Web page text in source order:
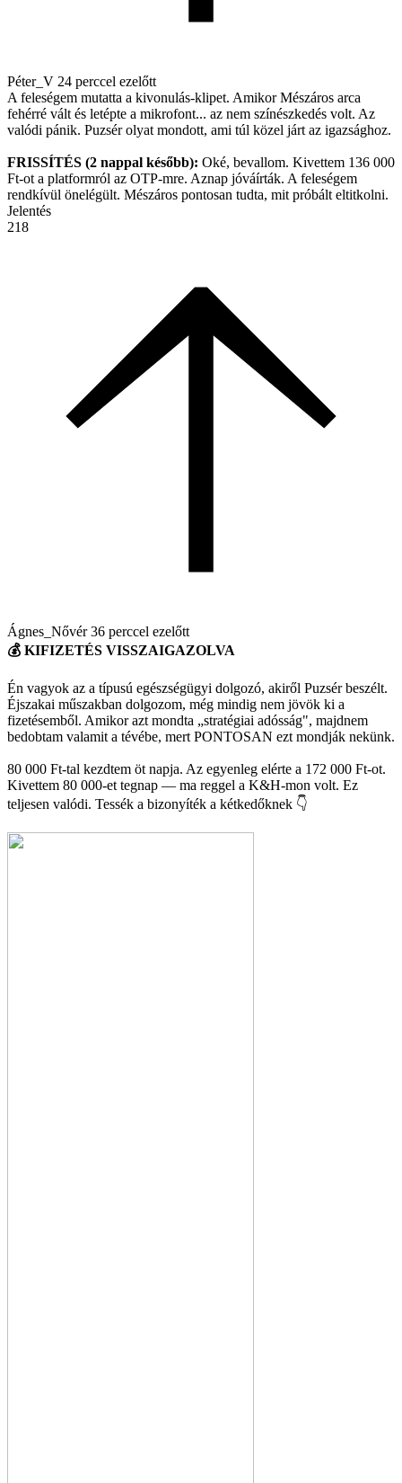
Péter_V 24 perccel ezelőtt
A feleségem mutatta a kivonulás-klipet. Amikor Mészáros arca
fehérré vált és letépte a mikrofont... az nem színészkedés volt. Az
valódi pánik. Puzsér olyat mondott, ami túl közel járt az igazsághoz.
FRISSÍTÉS (2 nappal később): Oké, bevallom. Kivettem 136 000
Ft-ot a platformról az OTP-mre. Aznap jóváírták. A feleségem
rendkívül önelégült. Mészáros pontosan tudta, mit próbált eltitkolni.
Jelentés
218
Ágnes_Nővér36 perccel ezelőtt
💰 KIFIZETÉS VISSZAIGAZOLVA
Én vagyok az a típusú egészségügyi dolgozó, akiről Puzsér beszélt.
Éjszakai műszakban dolgozom, még mindig nem jövök ki a
fizetésemből. Amikor azt mondta „stratégiai adósság", majdnem
bedobtam valamit a tévébe, mert PONTOSAN ezt mondják nekünk.
80 000 Ft-tal kezdtem öt napja. Az egyenleg elérte a 172 000 Ft-ot.
Kivettem 80 000-et tegnap — ma reggel a K&H-mon volt. Ez
teljesen valódi. Tessék a bizonyíték a kétkedőknek 👇